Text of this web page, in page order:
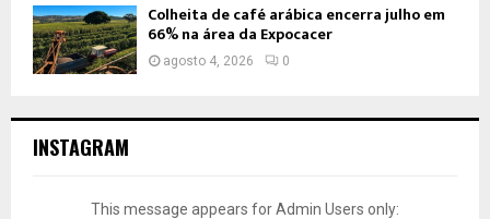
Colheita de café arábica encerra julho em
66% na área da Expocacer
agosto 4, 2026 0
INSTAGRAM
This message appears for Admin Users only: